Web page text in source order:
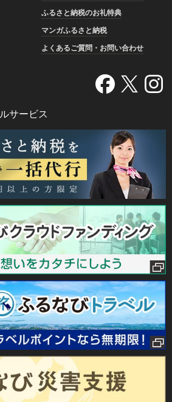
ふるさと納税のお礼特典
マンガふるさと納税
よくあるご質問・お問い合わせ
サービス